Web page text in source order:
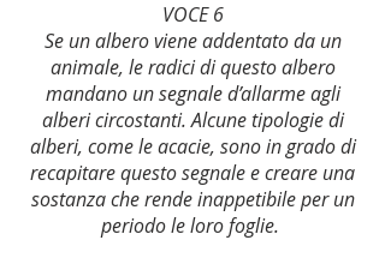
VOCE 6
Se un albero viene addentato da un
animale, le radici di questo albero
mandano un segnale d’allarme agli
alberi circostanti. Alcune tipologie di
alberi, come le acacie, sono in grado di
recapitare questo segnale e creare una
sostanza che rende inappetibile per un
periodo le loro foglie.